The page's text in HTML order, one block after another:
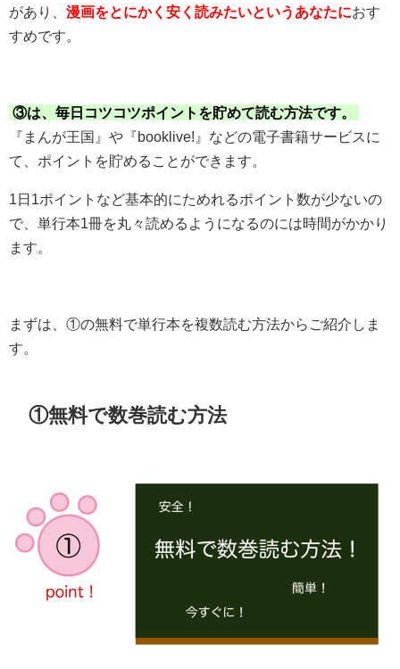
があり、 漫画をとにかく安く読みたいというあなたにおす
すめです。
③は、毎日コツコツポイントを貯めて読む方法です。
『まんが王国』や『booklive!』などの電子書籍サービスに
て、ポイントを貯めることができます。
1日1ポイントなど基本的にためれるポイント数が少ないの
で、単行本1冊を丸々読めるようになるのには時間がかかり
ます。
まずは、①の無料で単行本を複数読む方法からご紹介しま
す。
①無料で数巻読む方法